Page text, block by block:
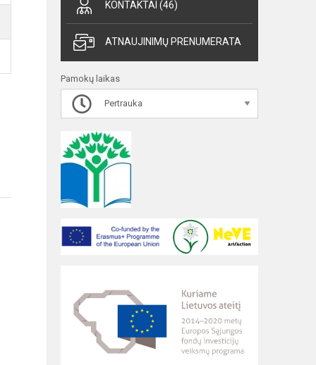
KONTAKTAI (46)
ATNAUJINIMŲ PRENUMERATA
Pamokų laikas
Pertrauka